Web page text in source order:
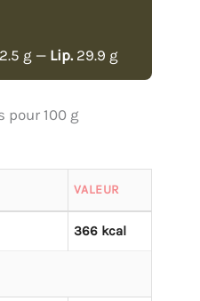
g — Lip. 29.9 g
pour 100 g
VALEUR
366 kcal